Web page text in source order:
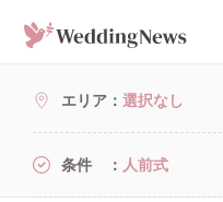
エリア 選択なし
条件 人前式